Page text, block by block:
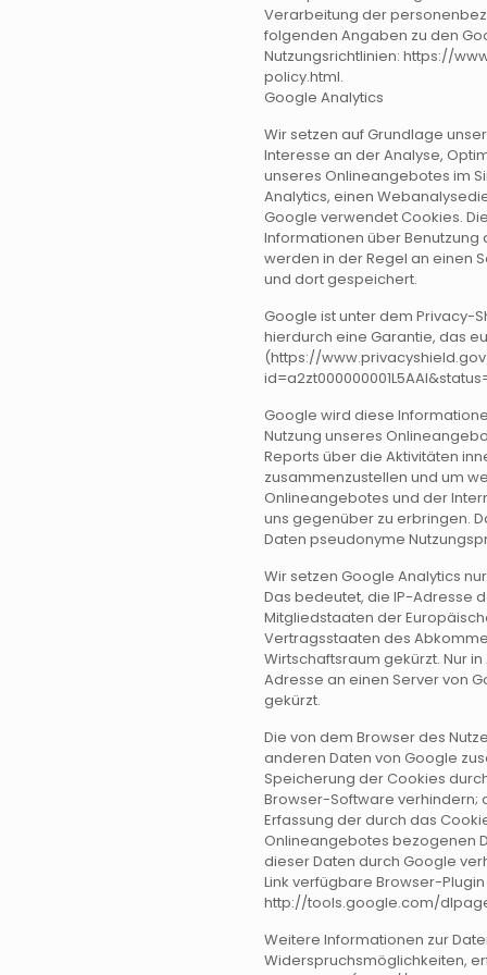
Verarbeitung der
folgenden Angaben zu den
Nutzungsrichtlinien: https://
policy.html.
Google Analytics
Wir setzen auf Grundlage
Interesse an der Analyse,
unseres Onlineangebotes im
Analytics, einen
Google verwendet Cookies.
Informationen über
werden in der Regel an einen
und dort gespeichert.
Google ist unter dem Privacy-
hierdurch eine Garantie, das
(https://
Google wird diese
Nutzung unseres
Reports über die Aktivitäten
zusammenzustellen und um
Onlineangebotes und der
uns gegenüber zu erbringen.
Daten pseudonyme
Wir setzen Google Analytics
Das bedeutet, die IP-Adresse
Mitgliedstaaten der
Vertragsstaaten des
Wirtschaftsraum gekürzt. Nur
Adresse an einen Server von
gekürzt.
Die von dem Browser des
anderen Daten von Google
Speicherung der Cookies
Browser-Software verhindern;
Erfassung der durch das
Onlineangebotes bezogenen
dieser Daten durch Google
Link verfügbare Browser-
http://tools.google.com/
Weitere Informationen zur
Widerspruchsmöglichkeiten,